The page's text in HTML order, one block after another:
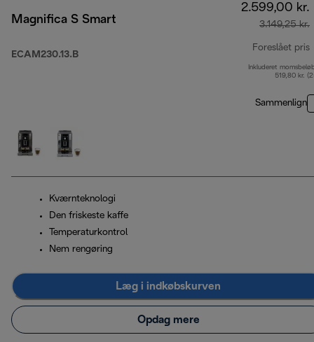
Magnifica S Smart
ECAM230.13.B
2.599,00 kr.
3.149,25 kr.
Foreslået pris
Inkluderet
519,80 kr.
Sammenlign
Kværnteknologi
Den friskeste kaffe
Temperaturkontrol
Nem rengøring
Læg i indkøbskurven
Opdag mere